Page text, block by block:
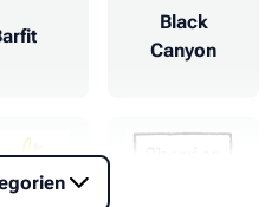
Black
Canyon